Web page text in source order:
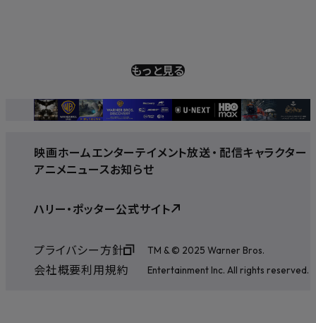
もっと見る
映画ホームエンターテイメント放送・ 配信キャラクター
アニメニュースお知らせ
ハリー・ポッター公式サイト
プライバシー方針
会社概要利用規約
TM & © 2025 Warner Bros.
Entertainment Inc. All rights reserved.